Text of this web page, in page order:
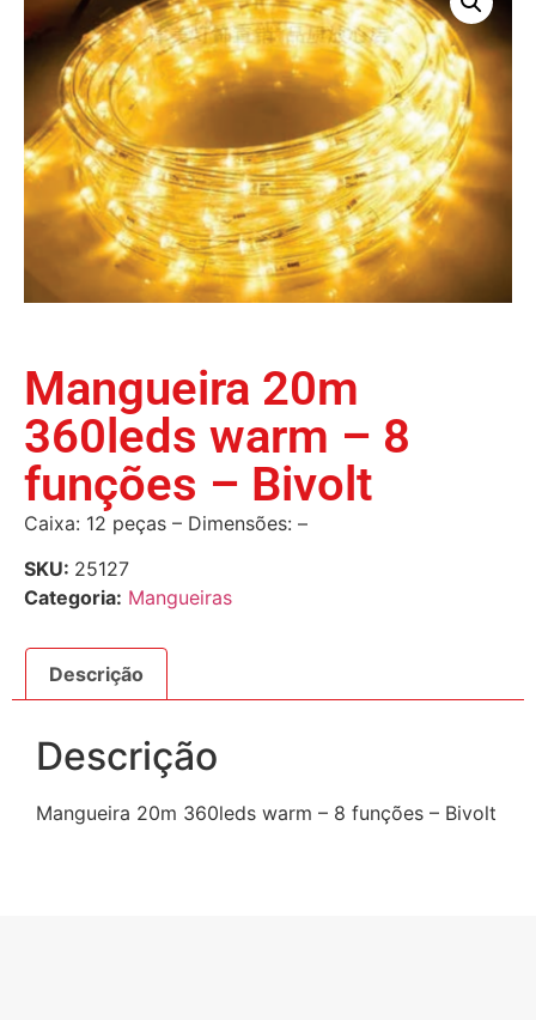
Mangueira 20m
360leds warm – 8
funções – Bivolt
Caixa: 12 peças – Dimensões: –
SKU: 25127
Categoria: Mangueiras
Descrição
Descrição
Mangueira 20m 360leds warm – 8 funções – Bivolt